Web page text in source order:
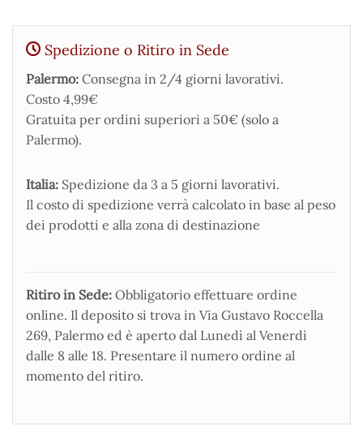
Spedizione o Ritiro in Sede
Palermo: Consegna in 2/4 giorni lavorativi.
Costo 4,99€
Gratuita per ordini superiori a 50€ (solo a
Palermo).
Italia: Spedizione da 3 a 5 giorni lavorativi.
Il costo di spedizione verrà calcolato in base al peso
dei prodotti e alla zona di destinazione
Ritiro in Sede: Obbligatorio effettuare ordine
online. Il deposito si trova in Via Gustavo Roccella
269, Palermo ed è aperto dal Lunedì al Venerdì
dalle 8 alle 18. Presentare il numero ordine al
momento del ritiro.